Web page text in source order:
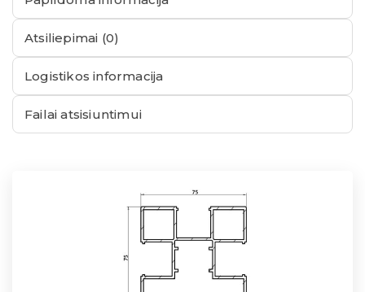
Atsiliepimai (0)
Logistikos informacija
Failai atsisiuntimui